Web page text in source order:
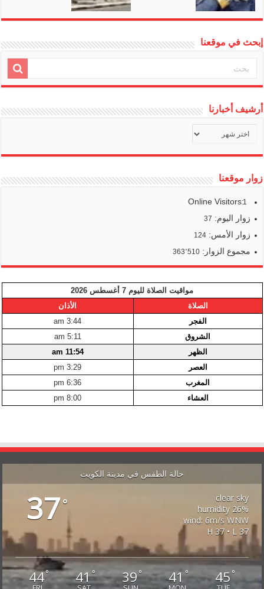
إبحث في موقعنا
أرشيف أخبارنا
أخبارنا
زوار موقعنا
Online Visitors:1
زوار اليوم: 37
زوار الأمس:124
مجموع الزوار:363٬510
مواقيت الصلاة لليوم 7 أغسطس 2026
الصلاة
الأذان
الفجر
3:44 am
الشروق
5:11 am
الظهر
11:54 am
العصر
3:29 pm
المغرب
6:36 pm
العشاء
8:00 pm
حالة الطقس في مدينة الكويت
37°
clear sky
26% humidity
wind: 6m/s WNW
H 37 • L 37
44° 41° 39° 41° 45°